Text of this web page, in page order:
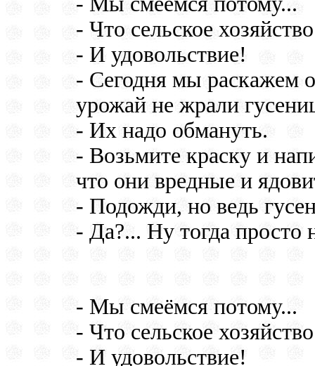
- Что сельское
- И удовольствие!
- Сегодня мы раскажем
урожай не жрали
- Их надо обмануть.
- Возьмите краску и
что они вредные и
- Подожди, но ведь
- Да?... Ну тогда просто
- Мы смеёмся потому...
- Что сельское
- И удовольствие!